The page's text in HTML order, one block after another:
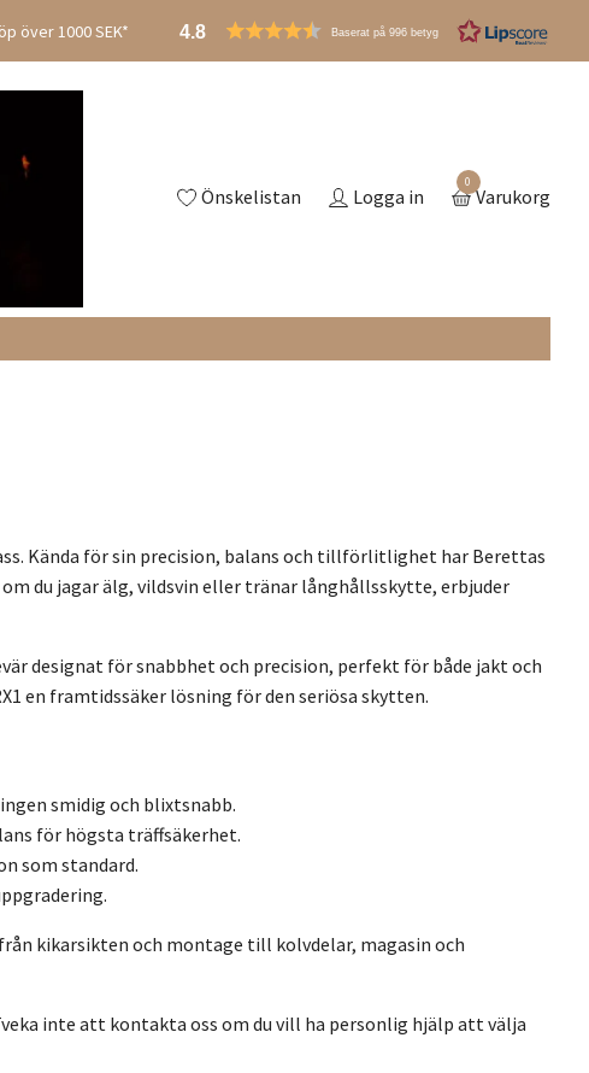
över 1000 SEK* 4.8 Baserat på 996 betyg
Önskelistan Logga in
0
Varukorg
Kända för sin precision, balans och tillförlitlighet har Berettas
du jagar älg, vildsvin eller tränar långhållsskytte, erbjuder
designat för snabbhet och precision, perfekt för både jakt och
en framtidssäker lösning för den seriösa skytten.
smidig och blixtsnabb.
för högsta träffsäkerhet.
som standard.
kikarsikten och montage till kolvdelar, magasin och
inte att kontakta oss om du vill ha personlig hjälp att välja